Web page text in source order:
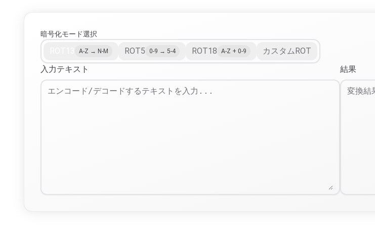
暗号化モード選択
A-Z → N-M ROT5 0-9 → 5-4 ROT18 A-Z + 0-9
カスタムROT
入力テキスト
結果